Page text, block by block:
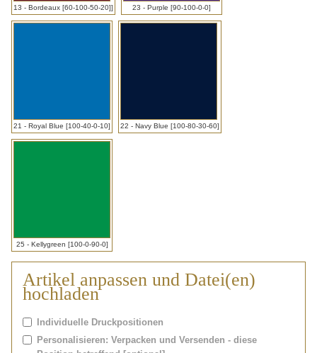
13 - Bordeaux [60-100-50-20]] 23 - Purple [90-100-0-0]
21 - Royal Blue [100-40-0-10] 22 - Navy Blue [100-80-30-60]
25 - Kellygreen [100-0-90-0]
Artikel anpassen und Datei(en)
hochladen
Individuelle Druckpositionen
Personalisieren: Verpacken und Versenden - diese